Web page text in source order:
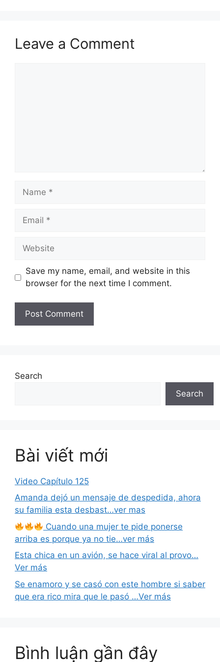
Leave a Comment
Name
Email
Website
Save my name, email, and website in this
browser for the next time I comment.
Search
Search
Bài viết mới
Video Capítulo 125
Amanda dejó un mensaje de despedida, ahora
su familia esta desbast…ver mas
Cuando una mujer te pide ponerse
arriba es porque ya no tie…ver más
Esta chica en un avión, se hace viral al provo…
Ver más
Se enamoro y se casó con este hombre si saber
que era rico mira que le pasó …Ver más
Bình luận gần đây